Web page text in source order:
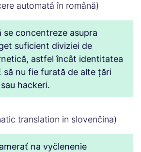
automată în română)
se concentreze asupra
suficient diviziei de
astfel încât identitatea
să nu fie furată de alte țări
hackeri.
translation in slovenčina)
na vyčlenenie